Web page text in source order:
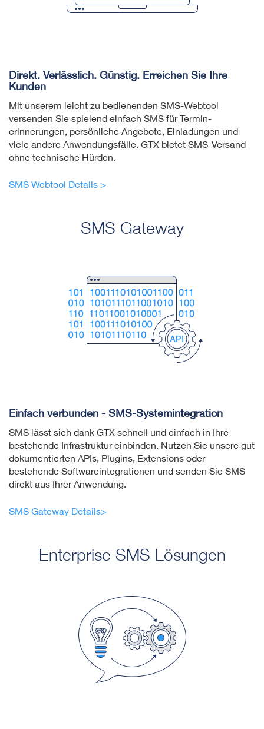
Direkt. Verlässlich. Günstig. Erreichen Sie Ihre
Kunden
Mit unserem leicht zu bedienenden SMS-Webtool
versenden Sie spielend einfach SMS für Termin­
erinnerungen, persönliche Angebote, Einladungen und
viele andere Anwendungsfälle. GTX bietet SMS-Versand
ohne technische Hürden.
SMS Webtool Details >
SMS Gateway
Einfach verbunden - SMS-Systemintegration
SMS lässt sich dank GTX schnell und einfach in Ihre
bestehende Infra­struk­tur einbinden. Nutzen Sie unsere gut
doku­men­tier­ten APIs, Plugins, Extensions oder
bestehende Softwareintegrationen und senden Sie SMS
direkt aus Ihrer Anwendung.
SMS Gateway Details>
Enterprise SMS Lösungen